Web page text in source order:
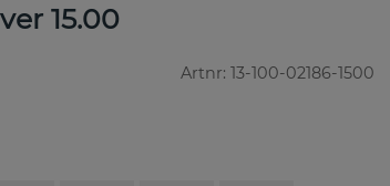
15.00
Artnr: 13-100-02186-1500